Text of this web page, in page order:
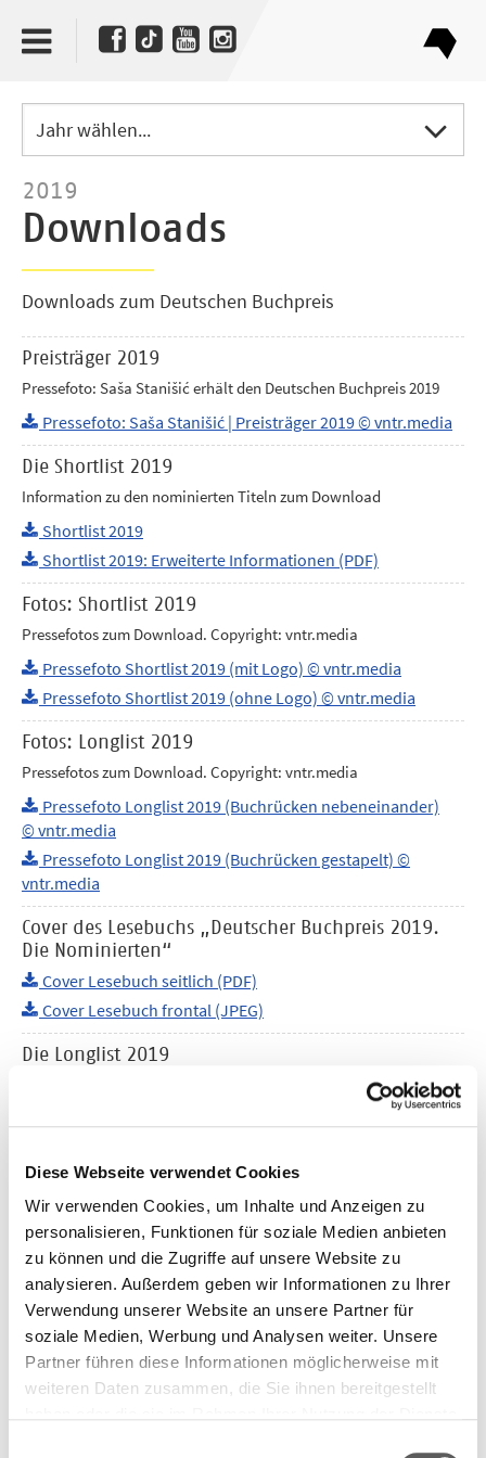
Diese Webseite verwendet Cookies
Wir verwenden Cookies, um Inhalte und Anzeigen zu
personalisieren, Funktionen für soziale Medien anbieten
zu können und die Zugriffe auf unsere Website zu
analysieren. Außerdem geben wir Informationen zu Ihrer
Verwendung unserer Website an unsere Partner für
soziale Medien, Werbung und Analysen weiter. Unsere
Partner führen diese Informationen möglicherweise mit
weiteren Daten zusammen, die Sie ihnen bereitgestellt
Jahr wählen...
2019
Downloads
Downloads zum Deutschen Buchpreis
Preisträger 2019
Pressefoto: Saša Stanišić erhält den Deutschen Buchpreis 2019
Pressefoto: Saša Stanišić | Preisträger 2019 © vntr.media
Die Shortlist 2019
Information zu den nominierten Titeln zum Download
Shortlist 2019
Shortlist 2019: Erweiterte Informationen (PDF)
Fotos: Shortlist 2019
Pressefotos zum Download. Copyright: vntr.media
Pressefoto Shortlist 2019 (mit Logo) © vntr.media
Pressefoto Shortlist 2019 (ohne Logo) © vntr.media
Fotos: Longlist 2019
Pressefotos zum Download. Copyright: vntr.media
Pressefoto Longlist 2019 (Buchrücken nebeneinander)
© vntr.media
Pressefoto Longlist 2019 (Buchrücken gestapelt) ©
vntr.media
Cover des Lesebuchs „Deutscher Buchpreis 2019.
Die Nominierten“
Cover Lesebuch seitlich (PDF)
Cover Lesebuch frontal (JPEG)
Die Longlist 2019
Logo "Nominiert" als PNG
Animationen
Cover der nominierten Titel mit Nominiert-Siegel
Nora Bossong: Schutzzone (mp4-Dateiformat)
Jan Peter Bremer: Der junge Doktorand (mp4-
Dateiformat)